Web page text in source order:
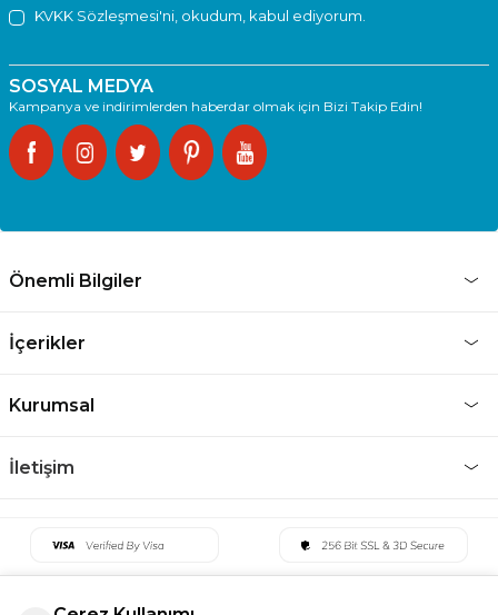
KVKK Sözleşmesi'ni, okudum, kabul ediyorum.
SOSYAL MEDYA
Kampanya ve indirimlerden haberdar olmak için Bizi Takip Edin!
Önemli Bilgiler
İçerikler
Kurumsal
İletişim